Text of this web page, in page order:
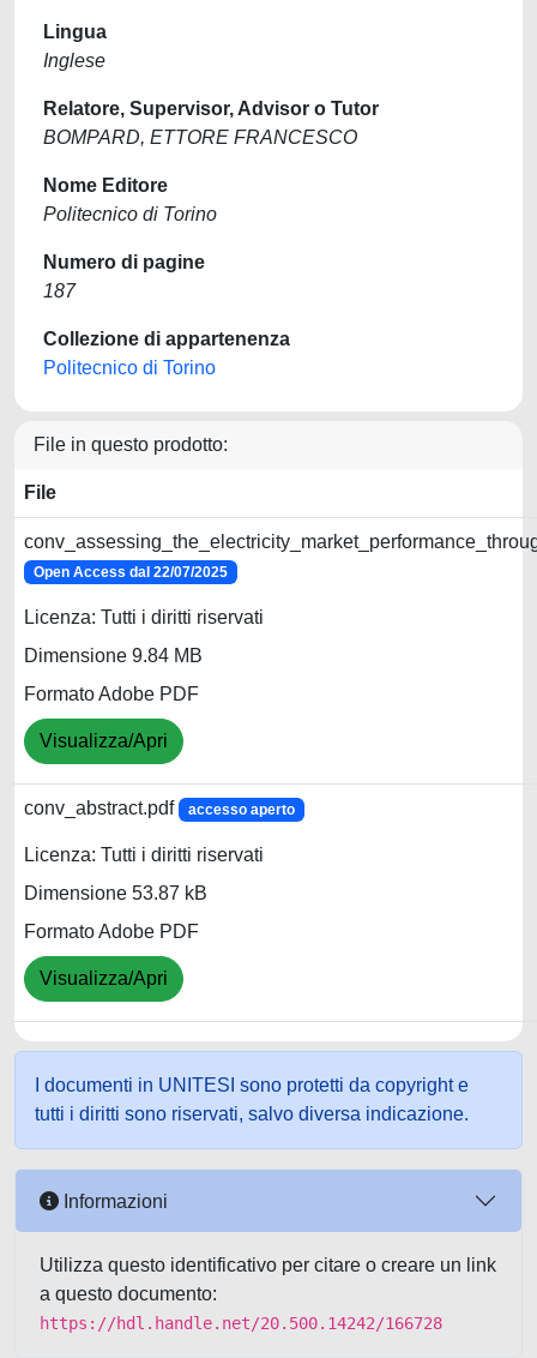
Lingua
Inglese
Relatore, Supervisor, Advisor o Tutor
BOMPARD, ETTORE FRANCESCO
Nome Editore
Politecnico di Torino
Numero di pagine
187
Collezione di appartenenza
Politecnico di Torino
File in questo prodotto:
File
Open Access dal 22/07/2025
Licenza: Tutti i diritti riservati
Dimensione 9.84 MB
Formato Adobe PDF
Visualizza/Apri
conv_abstract.pdf accesso aperto
Licenza: Tutti i diritti riservati
Dimensione 53.87 kB
Formato Adobe PDF
Visualizza/Apri
I documenti in UNITESI sono protetti da copyright e
tutti i diritti sono riservati, salvo diversa indicazione.
Informazioni
Utilizza questo identificativo per citare o creare un link
a questo documento:
https://hdl.handle.net/20.500.14242/166728